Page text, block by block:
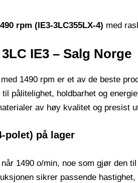
rpm (IE3-3LC355LX-4) med
IE3 – Salg Norge
med 1490 rpm er et av de beste
pålitelighet, holdbarhet og
av høy kvalitet og presist
polet) på lager
1490 o/min, noe som gjør
sikrer passende